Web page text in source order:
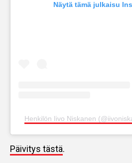
Näytä tämä julkaisu
Henkilön Iivo Niskanen
Päivitys tästä.